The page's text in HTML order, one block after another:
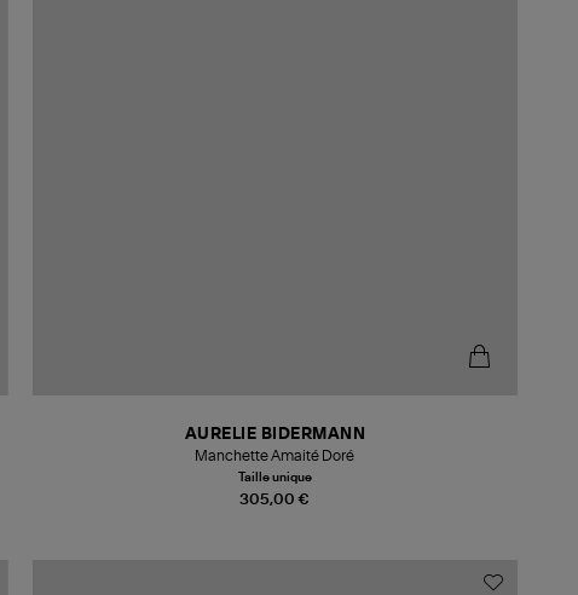
305,00 €
AURELIE BIDERMANN
Manchette Amaité Doré
Taille unique